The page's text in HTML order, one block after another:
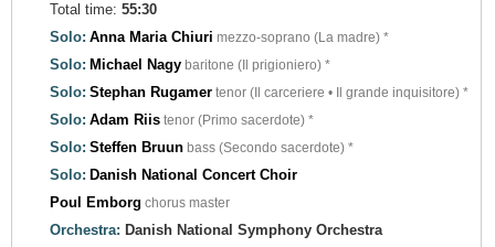
Total time: 55:30
Solo: Anna Maria Chiuri mezzo-soprano (La madre) *
Solo: Michael Nagy baritone (Il prigioniero) *
Solo: Stephan Rugamer tenor (Il carceriere • Il grande inquisitore) *
Solo: Adam Riis tenor (Primo sacerdote) *
Solo: Steffen Bruun bass (Secondo sacerdote) *
Solo: Danish National Concert Choir
Poul Emborg chorus master
Orchestra: Danish National Symphony Orchestra